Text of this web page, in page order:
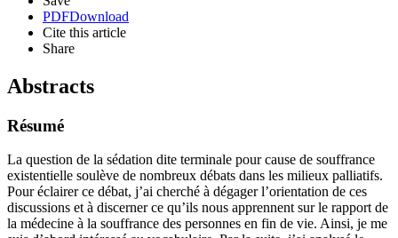
PDFDownload
Cite this article
Share
Abstracts
Résumé
La question de la sédation dite terminale pour cause de souffrance
existentielle soulève de nombreux débats dans les milieux palliatifs.
Pour éclairer ce débat, j’ai cherché à dégager l’orientation de ces
discussions et à discerner ce qu’ils nous apprennent sur le rapport de
la médecine à la souffrance des personnes en fin de vie. Ainsi, je me